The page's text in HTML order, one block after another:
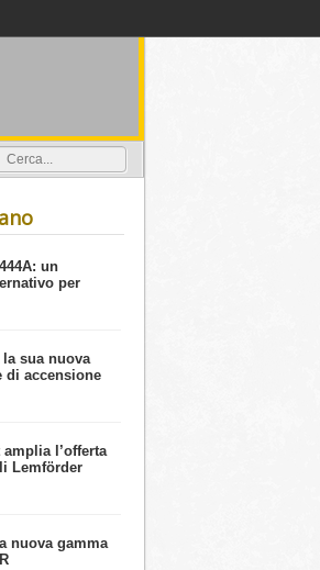
un
per
sua nuova
di accensione
l’offerta
Lemförder
nuova gamma